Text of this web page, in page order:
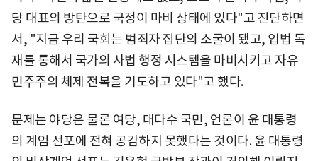
당 대표의 방탄으로 국정이 마비 상태에 있다"고 진단하면
서, "지금 우리 국회는 범죄자 집단의 소굴이 됐고, 입법 독
재를 통해서 국가의 사법 행정 시스템을 마비시키고 자유
민주주의 체제 전복을 기도하고 있다"고 했다.
문제는 야당은 물론 여당, 대다수 국민, 언론이 윤 대통령
의 계엄 선포에 전혀 공감하지 못했다는 것이다. 윤 대통령